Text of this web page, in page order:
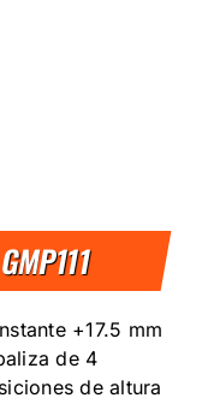
+17.5 mm
de 4
de altura